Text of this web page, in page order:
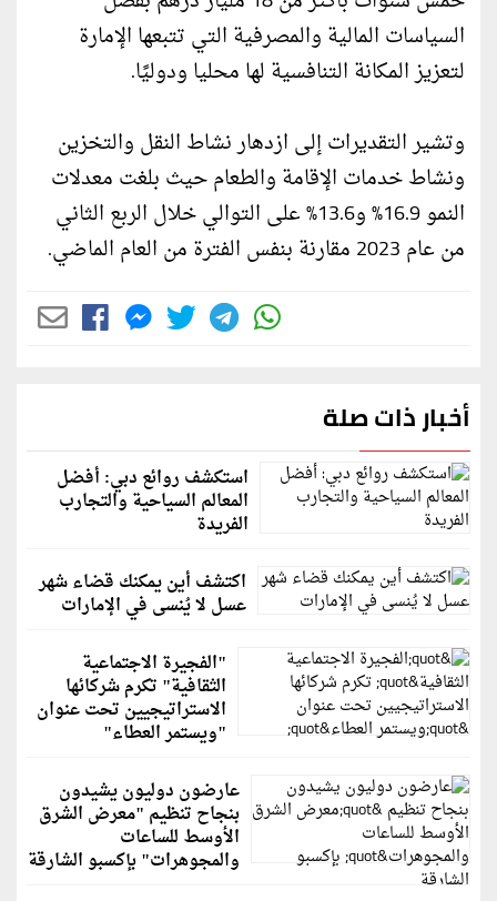
السياسات المالية والمصرفية التي تتبعها الإمارة
لتعزيز المكانة التنافسية لها محليا ودوليًا.
وتشير التقديرات إلى ازدهار نشاط النقل والتخزين
ونشاط خدمات الإقامة والطعام حيث بلغت معدلات
النمو 16.9% و13.6% على التوالي خلال الربع الثاني
من عام 2023 مقارنة بنفس الفترة من العام الماضي.
أخبار ذات صلة
استكشف روائع دبي: أفضل
المعالم السياحية والتجارب
الفريدة
اكتشف أين يمكنك قضاء شهر
عسل لا يُنسى في الإمارات
"الفجيرة الاجتماعية
الثقافية" تكرم شركائها
الاستراتيجيين تحت عنوان
"ويستمر العطاء"
عارضون دوليون يشيدون
بنجاح تنظيم "معرض الشرق
الأوسط للساعات
والمجوهرات" بإكسبو الشارقة